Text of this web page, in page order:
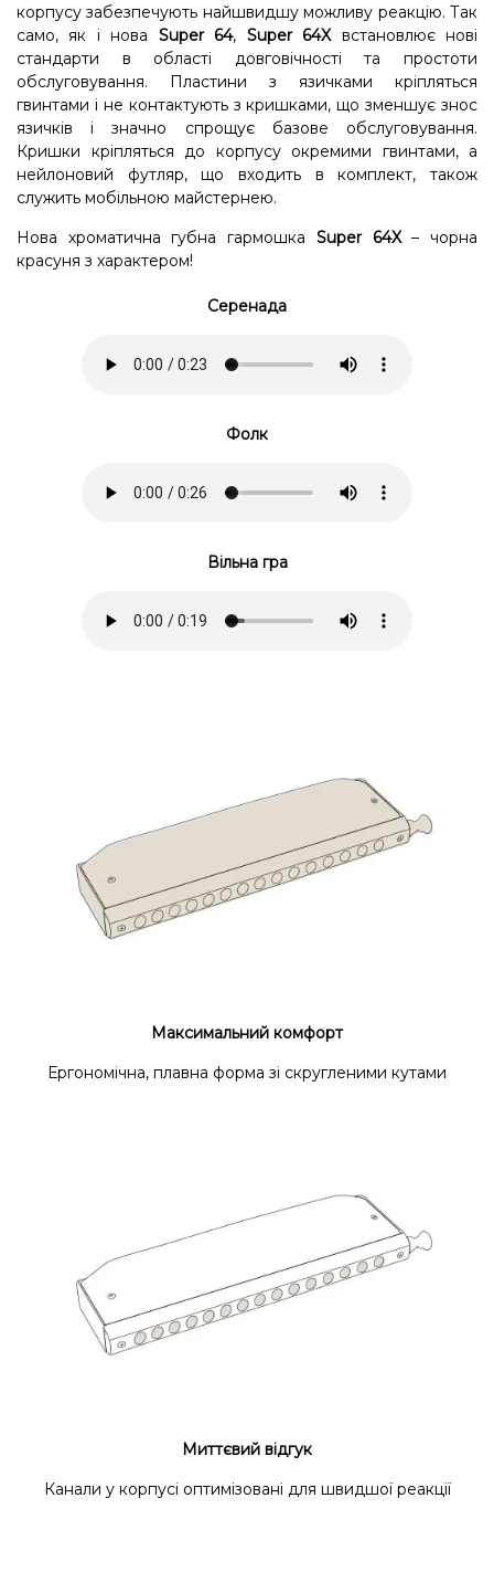
корпусу забезпечують найшвидшу можливу реакцію. Так
само, як і нова Super 64, Super 64Xвстановлює нові
стандарти в області довговічності та простоти
обслуговування. Пластини з язичками кріпляться
гвинтами і не контактують з кришками, що зменшує знос
язичків і значно спрощує базове обслуговування.
Кришки кріпляться до корпусу окремими гвинтами, а
нейлоновий футляр, що входить в комплект, також
служить мобільною майстернею.
Нова хроматична губна гармошка Super 64X– чорна
красуня з характером!
Серенада
Фолк
Вільна гра
Максимальний комфорт
Ергономічна, плавна форма зі скругленими кутами
Миттєвий відгук
Канали у корпусі оптимізовані для швидшої реакції